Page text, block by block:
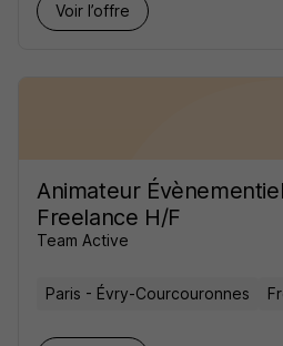
Voir l’offre
Animateur
Freelance H/F
Team Active
Paris - Évry-Courcouronnes